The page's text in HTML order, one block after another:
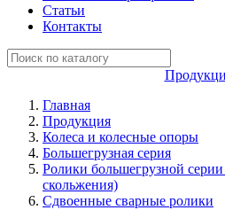
Статьи
Контакты
Главная
Продукция
Колеса и колесные опоры
Большегрузная серия
Ролики большегрузной
скольжения)
Сдвоенные сварные ролики